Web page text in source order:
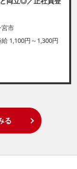
市
1,100円～1,300円
る